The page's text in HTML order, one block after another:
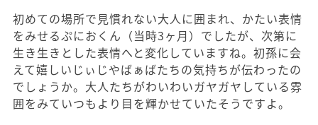
初めての場所で見慣れない大人に囲まれ、かたい表情
をみせるぷにおくん（当時3ヶ月）でしたが、次第に
生き生きとした表情へと変化していますね。初孫に会
えて嬉しいじぃじやばぁばたちの気持ちが伝わったの
でしょうか。大人たちがわいわいガヤガヤしている雰
囲をみていつもより目を輝かせていたそうですよ。